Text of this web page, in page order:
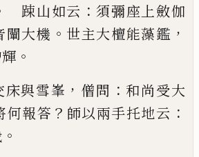
踈山如云 ： 須彌座上斂伽
闡大機 。 世主大檀能藻鑑 ，
。
床與雪峯 ， 僧問 ： 和尚受大
何報答 ？ 師以兩手托地云 ：
。